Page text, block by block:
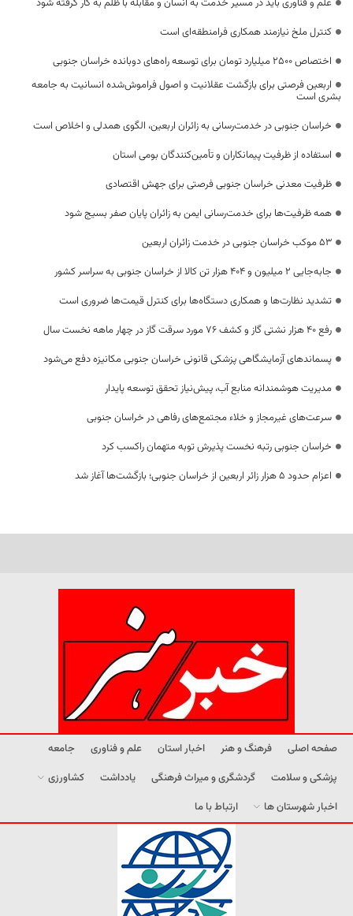
علم و فناوری باید در مسیر خدمت به انسان و مقابله با ظلم به کار گرفته شود
کنترل ملخ نیازمند همکاری فرامنطقه‌ای است
اختصاص 2500 میلیارد تومان برای توسعه راه‌های دوبانده خراسان جنوبی
اربعین فرصتی برای بازگشت عقلانیت و اصول فراموش‌شده انسانیت به جامعه
بشری است
خراسان جنوبی در خدمت‌رسانی به زائران اربعین، الگوی همدلی و اخلاص است
استفاده از ظرفیت پیمانکاران و تأمین‌کنندگان بومی استان
ظرفیت معدنی خراسان جنوبی فرصتی برای جهش اقتصادی
همه ظرفیت‌ها برای خدمت‌رسانی ایمن به زائران پایان صفر بسیج شود
53 موکب خراسان جنوبی در خدمت زائران اربعین
جابه‌جایی 2 میلیون و 404 هزار تن کالا از خراسان جنوبی به سراسر کشور
تشدید نظارت‌ها و همکاری دستگاه‌ها برای کنترل قیمت‌ها ضروری است
رفع 40 هزار نشتی گاز و کشف 76 مورد سرقت گاز در چهار ماهه نخست سال
پسماندهای آزمایشگاهی پزشکی قانونی خراسان جنوبی مکانیزه دفع می‌شود
مدیریت هوشمندانه منابع آب، پیش‌نیاز تحقق توسعه پایدار
سرعت‌های غیرمجاز و خلاء مجتمع‌های رفاهی در خراسان جنوبی
خراسان جنوبی رتبه نخست پذیرش توبه متهمان راکسب کرد
اعزام حدود 5 هزار زائر اربعین از خراسان جنوبی؛ بازگشت‌ها آغاز شد
صفحه اصلی فرهنگ و هنر اخبار استان علم و فناوری
جامعه
پزشکی و سلامت
گردشگری و میراث فرهنگی یادداشت
کشاورزی
اخبار شهرستان ها
ارتباط با ما